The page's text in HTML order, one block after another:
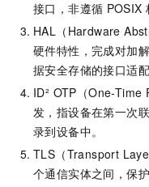
接口，非遵循 POSIX
HAL（Hardware
硬件特性，完成对加
据安全存储的接口适配
ID² OTP（One-Time
发，指设备在第一次
录到设备中。
TLS（Transport
个通信实体之间，保